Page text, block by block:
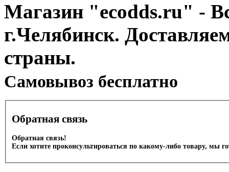
Магазин "ecodds.ru" -
г.Челябинск.
страны.
Cамовывоз бесплатно
Обратная связь
Обратная связь!
Если хотите проконсультироваться по какому-либо товару, мы